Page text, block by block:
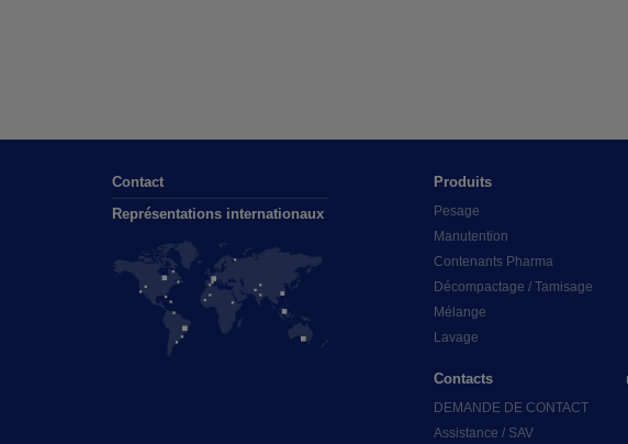
Contact
Représentations internationaux
Produits
Pesage
Manutention
Contenants Pharma
Décompactage / Tamisage
Mélange
Lavage
Contacts
DEMANDE DE CONTACT
Assistance / SAV